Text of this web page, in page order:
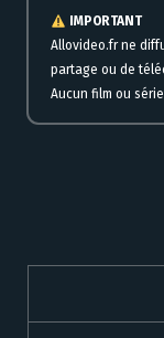
IMPORTANT
Allovideo.fr ne
partage ou de
Aucun film ou